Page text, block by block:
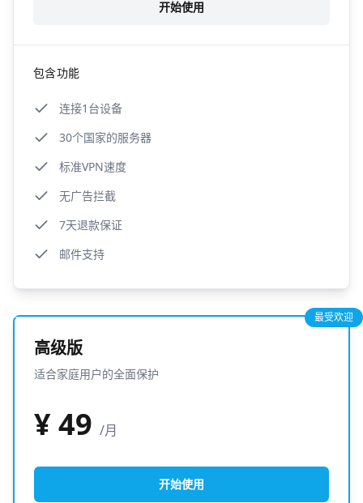
开始使用
包含功能
连接1台设备
30个国家的服务器
标准VPN速度
无广告拦截
7天退款保证
邮件支持
最受欢迎
高级版
适合家庭用户的全面保护
¥49 /月
开始使用